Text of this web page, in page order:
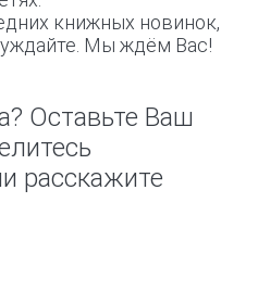
книжных новинок,
Мы ждём Вас!
Оставьте Ваш
расскажите